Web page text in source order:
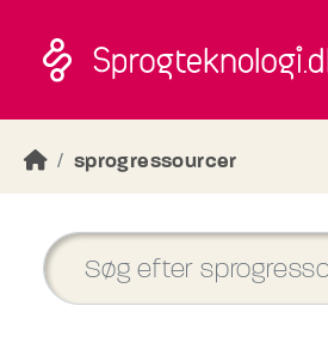
sprogressourcer